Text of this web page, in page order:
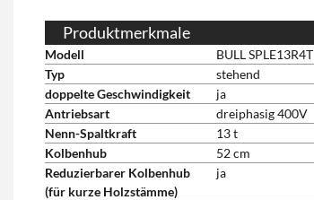
Produktmerkmale
Modell
BULL SPLE13R4T
Typ
stehend
doppelte Geschwindigkeit
ja
Antriebsart
dreiphasig 400V
Nenn-Spaltkraft
13 t
Kolbenhub
52 cm
Reduzierbarer Kolbenhub
(für kurze Holzstämme)
ja